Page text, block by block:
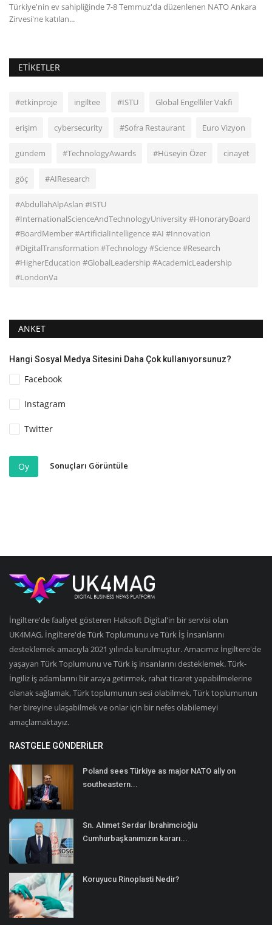
Türkiye'nin ev sahipliğinde 7-8 Temmuz'da düzenlenen NATO Ankara
Zirvesi'ne katılan...
ETIKETLER
#etkinproje ingiltee #ISTU Global Engelliler Vakfi
erişim cybersecurity #Sofra Restaurant Euro Vizyon
gündem #TechnologyAwards #Hüseyin Özer cinayet
göç #AIResearch
#AbdullahAlpAslan #ISTU
#InternationalScienceAndTechnologyUniversity #HonoraryBoard
#BoardMember #ArtificialIntelligence #AI #Innovation
#DigitalTransformation #Technology #Science #Research
#HigherEducation #GlobalLeadership #AcademicLeadership
#LondonVa
ANKET
Hangi Sosyal Medya Sitesini Daha Çok kullanıyorsunuz?
Facebook
Instagram
Twitter
Oy Sonuçları Görüntüle
İngiltere'de faaliyet gösteren Haksoft Digital'in bir servisi olan
UK4MAG, İngiltere'de Türk Toplumunu ve Türk İş İnsanlarını
desteklemek amacıyla 2021 yılında kurulmuştur. Amacımız İngiltere'de
yaşayan Türk Toplumunu ve Türk iş insanlarını desteklemek. Türk-
İngiliz iş adamlarını bir araya getirmek, rahat ticaret yapabilmelerine
olanak sağlamak, Türk toplumunun sesi olabilmek, Türk toplumunun
her bireyine ulaşabilmek ve onlar için bir nefes olabilemeyi
amaçlamaktayız.
RASTGELE GÖNDERILER
Poland sees Türkiye as major NATO ally on
southeastern...
Sn. Ahmet Serdar İbrahimcioğlu
Cumhurbaşkanımızın kararı...
Koruyucu Rinoplasti Nedir?